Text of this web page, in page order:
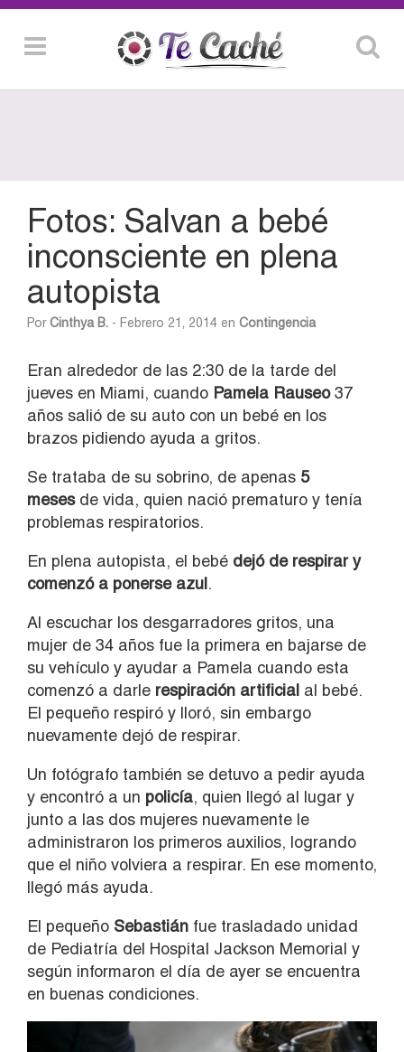
Fotos: Salvan a bebé
inconsciente en plena
autopista
PorCinthya B. - Febrero 21, 2014 en Contingencia
Eran alrededor de las 2:30 de la tarde del
jueves en Miami, cuando Pamela Rauseo37
años salió de su auto con un bebé en los
brazos pidiendo ayuda a gritos.
Se trataba de su sobrino, de apenas 5
mesesde vida, quien nació prematuro y tenía
problemas respiratorios.
En plena autopista, el bebé dejó de respirar y
comenzó a ponerse azul.
Al escuchar los desgarradores gritos, una
mujer de 34 años fue la primera en bajarse de
su vehículo y ayudar a Pamela cuando esta
comenzó a darle respiración artificial al bebé.
El pequeño respiró y lloró, sin embargo
nuevamente dejó de respirar.
Un fotógrafo también se detuvo a pedir ayuda
y encontró a un policía, quien llegó al lugar y
junto a las dos mujeres nuevamente le
administraron los primeros auxilios, logrando
que el niño volviera a respirar. En ese momento,
llegó más ayuda.
El pequeño Sebastián fue trasladado unidad
de Pediatría del Hospital Jackson Memorial y
según informaron el día de ayer se encuentra
en buenas condiciones.